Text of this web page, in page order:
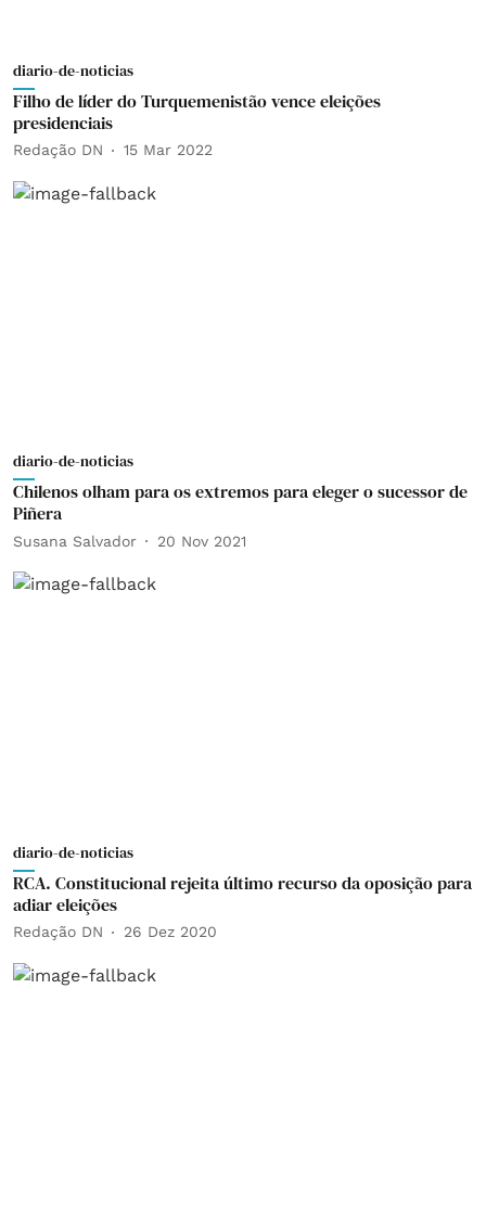
diario-de-noticias
Filho de líder do Turquemenistão vence eleições
presidenciais
Redação DN 15 Mar 2022
diario-de-noticias
Chilenos olham para os extremos para eleger o sucessor de
Piñera
Susana Salvador 20 Nov 2021
diario-de-noticias
RCA. Constitucional rejeita último recurso da oposição para
adiar eleições
Redação DN 26 Dez 2020